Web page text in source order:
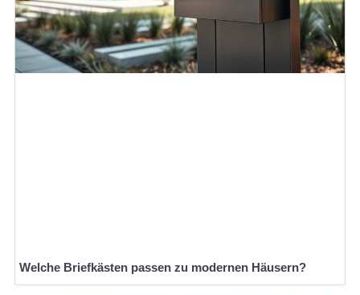
Welche Briefkästen passen zu modernen Häusern?